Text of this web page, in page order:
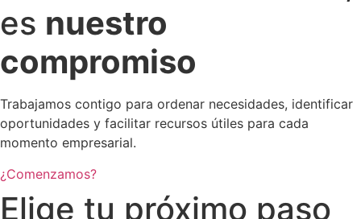
es nuestro
compromiso
Trabajamos contigo para ordenar necesidades, identificar
oportunidades y facilitar recursos útiles para cada
momento empresarial.
¿Comenzamos?
Elige tu próximo paso